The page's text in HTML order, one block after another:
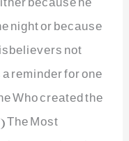
night or because
not
reminder for one
Who created the
The Most